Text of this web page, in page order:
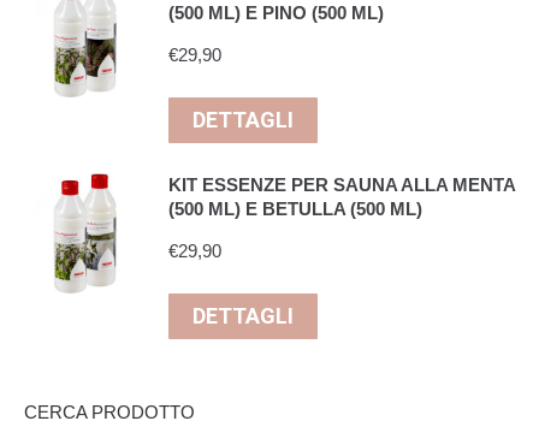
(500 ML) E PINO (500 ML)
€29,90
DETTAGLI
KIT ESSENZE PER SAUNA ALLA MENTA
(500 ML) E BETULLA (500 ML)
€29,90
DETTAGLI
CERCA PRODOTTO